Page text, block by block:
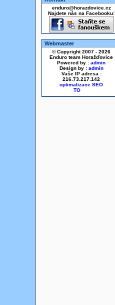
enduro@horazdovice.cz
Najdete nás na Facebooku:
Webmaster
© Copyright 2007 - 2026
Enduro team Horažďovice
Powered by : admin
Design by : admin
Vaše IP adresa :
216.73.217.142
optimalizace SEO